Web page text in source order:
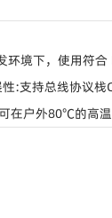
境下，使用符
:支持总线协议
户外80℃的高温